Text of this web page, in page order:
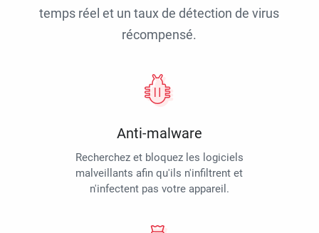
temps réel et un taux de détection de virus
récompensé.
Anti-malware
Recherchez et bloquez les logiciels
malveillants afin qu'ils n'infiltrent et
n'infectent pas votre appareil.